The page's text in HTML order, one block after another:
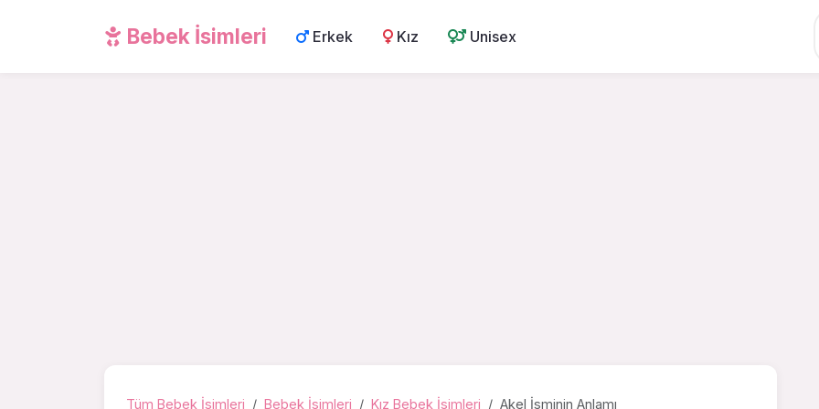
Bebek İsimleri Erkek Kız Unisex
Tüm Bebek İsimleri Bebek İsimleri Kız Bebek İsimleri Akel İsminin Anlamı